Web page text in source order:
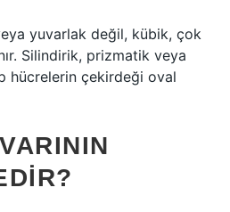
yuvarlak değil, kübik, çok
Silindirik, prizmatik veya
hücrelerin çekirdeği oval